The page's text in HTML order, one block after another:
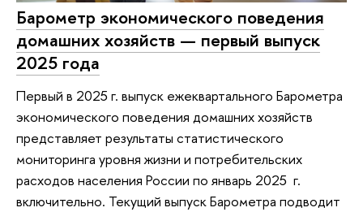
Барометр экономического поведения
домашних хозяйств — первый выпуск
2025 года
Первый в 2025 г. выпуск ежеквартального Барометра
экономического поведения домашних хозяйств
представляет результаты статистического
мониторинга уровня жизни и потребительских
расходов населения России по январь 2025 г.
включительно. Текущий выпуск Барометра подводит